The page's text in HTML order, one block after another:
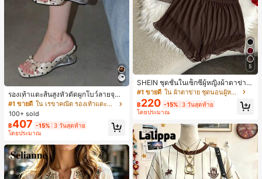
รองเท้าแตะส้นสูงหัวตัดผูกโบว์ลายจุดส
ายเดี่ยวส้นไม่สมมาตรสำหรับผู้หญิง, รอ
งเท้าแตะส้นสูงหนังเทียมสีขาวหรูหรา
สำหรับฤดูร้อน
#1 ขายดี
ใน เรขาคณิต รองเท้าแตะส้นสูงผู้หญิง
100+ sold
฿407 -15% 3 วันสุดท้าย
โดยประมาณ
5
SHEIN ชุดชั้นในเซ็กซี่ผู้หญิงผ้าตาข่าย
มีโครงคัพบาง
#1 ขายดี ใน ผ้าตาข่าย ชุดนอนผู้หญิง
฿220 -15% 3 วันสุดท้าย
โดยประมาณ